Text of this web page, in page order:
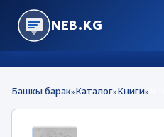
NEB.KG
Башкы барак»Каталог»Книги»